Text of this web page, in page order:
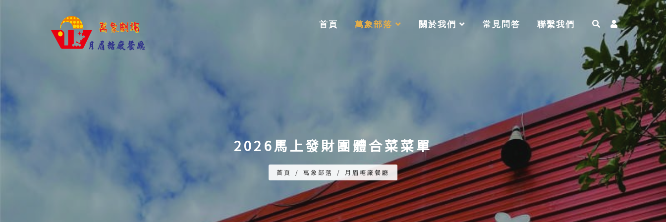
首頁 萬象部落 關於我們 常見問答 聯繫我們
2026馬上發財團體合菜菜單
首頁 / 萬象部落 / 月眉糖廠餐廳